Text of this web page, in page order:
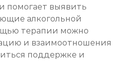
помогает выявить
алкогольной
терапии можно
и взаимоотношения
поддержке и